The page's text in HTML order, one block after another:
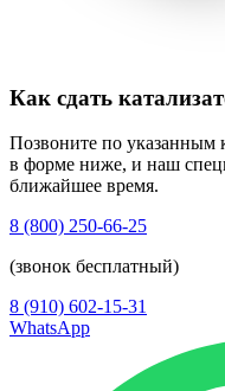
Как сдать
Позвоните по указанным
в форме ниже, и наш
ближайшее время.
8 (800) 250-66-25
(звонок бесплатный)
8 (910) 602-15-31
WhatsApp